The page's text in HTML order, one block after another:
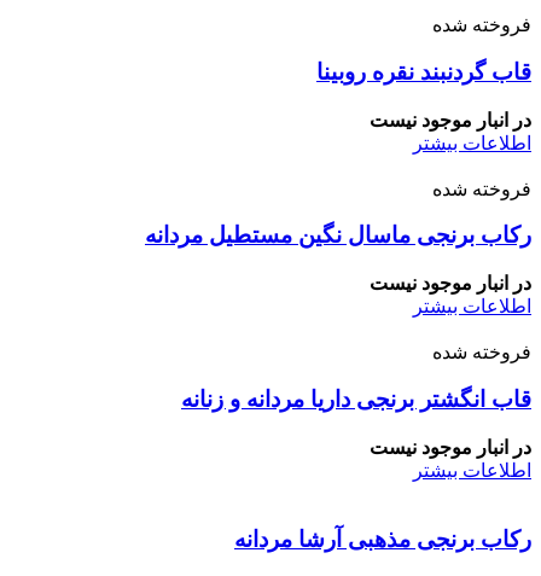
فروخته شده
قاب گردنبند نقره روبینا
در انبار موجود نیست
اطلاعات بیشتر
فروخته شده
رکاب برنجی ماسال نگین مستطیل مردانه
در انبار موجود نیست
اطلاعات بیشتر
فروخته شده
قاب انگشتر برنجی داریا مردانه و زنانه
در انبار موجود نیست
اطلاعات بیشتر
رکاب برنجی مذهبی آرشا مردانه